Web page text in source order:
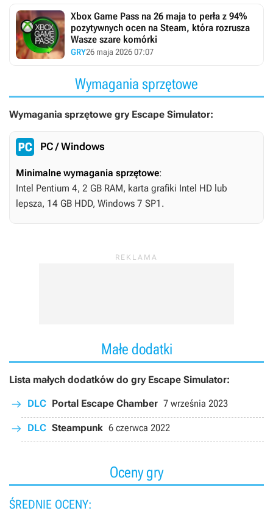
Xbox Game Pass na 26 maja to perła z 94%
pozytywnych ocen na Steam, która rozrusza
Wasze szare komórki
GRY26 maja 2026 07:07
Wymagania sprzętowe
Wymagania sprzętowe gry Escape Simulator:
PC / Windows
Minimalne wymagania sprzętowe:
Intel Pentium 4, 2 GB RAM, karta grafiki Intel HD lub
lepsza, 14 GB HDD, Windows 7 SP1.
Małe dodatki
Lista małych dodatków do gry Escape Simulator:
DLC Portal Escape Chamber 7 września 2023
DLC Steampunk 6 czerwca 2022
Oceny gry
ŚREDNIE OCENY: